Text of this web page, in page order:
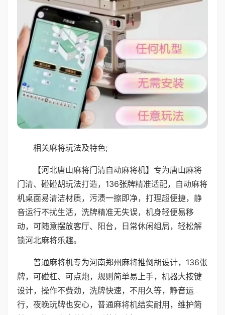
相关麻将玩法及特色;
【河北唐山麻将门清自动麻将机】专为唐山麻将
门清、碰碰胡玩法打造，136张牌精准适配，自动麻将
机桌面易清洁材质，污渍一擦即净，打理超便捷，静
音运行不扰生活，洗牌精准无失误，机身轻便易移
动，可随意摆放客厅、阳台，日常休闲组局，轻松解
锁河北麻将乐趣。
普通麻将机专为河南郑州麻将推倒胡设计，136张
牌，可碰杠、可点炮，规则简单易上手，机器大按键
设计，操作不费劲，洗牌快速，不用久等，静音运
行，夜晚玩牌也安心，普通麻将机结实耐用，维护简